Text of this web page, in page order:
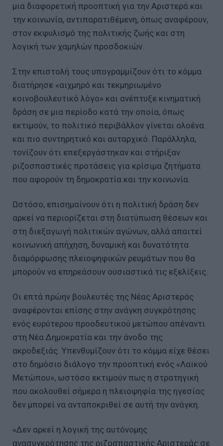
μια διαφορετική προοπτική για την Αριστερά και
την κοινωνία, αντιπαρατιθέμενη, όπως αναφέρουν,
στον εκφυλισμό της πολιτικής ζωής και στη
λογική των χαμηλών προσδοκιών.
Στην επιστολή τους υπογραμμίζουν ότι το κόμμα
διατήρησε «αιχμηρό και τεκμηριωμένο
κοινοβουλευτικό λόγο» και ανέπτυξε κινηματική
δράση σε μια περίοδο κατά την οποία, όπως
εκτιμούν, το πολιτικό περιβάλλον γίνεται ολοένα
και πιο συντηρητικό και αυταρχικό. Παράλληλα,
τονίζουν ότι επεξεργάστηκαν και στήριξαν
ριζοσπαστικές προτάσεις για κρίσιμα ζητήματα
που αφορούν τη δημοκρατία και την κοινωνία.
Ωστόσο, επισημαίνουν ότι η πολιτική δράση δεν
αρκεί να περιορίζεται στη διατύπωση θέσεων και
στη διεξαγωγή πολιτικών αγώνων, αλλά απαιτεί
κοινωνική απήχηση, δυναμική και δυνατότητα
διαμόρφωσης πλειοψηφικών ρευμάτων που θα
μπορούν να επηρεάσουν ουσιαστικά τις εξελίξεις.
Οι επτά πρώην βουλευτές της Νέας Αριστεράς
αναφέρονται επίσης στην ανάγκη συγκρότησης
ενός ευρύτερου προοδευτικού μετώπου απέναντι
στη Νέα Δημοκρατία και την άνοδο της
ακροδεξιάς. Υπενθυμίζουν ότι το κόμμα είχε θέσει
στο δημόσιο διάλογο την προοπτική ενός «Λαϊκού
Μετώπου», ωστόσο εκτιμούν πως η στρατηγική
που ακολουθεί σήμερα η πλειοψηφία της ηγεσίας
δεν μπορεί να ανταποκριθεί σε αυτή την ανάγκη.
«Δεν αρκεί η λογική της αυτόνομης
ανασυγκρότησης της ριζοσπαστικής Αριστεράς σε